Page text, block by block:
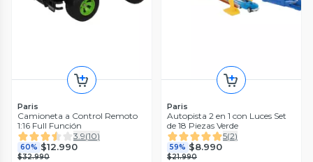
Paris
Camioneta a Control Remoto
1:16 Full Función
3.9(10)
60% $12.990
$32.990
Paris
Autopista 2 en 1 con Luces Set
de 18 Piezas Verde
5(2)
59% $8.990
$21.990